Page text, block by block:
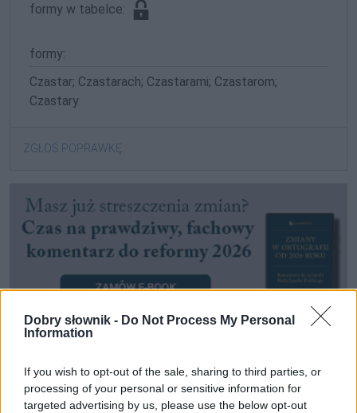
Dobry słownik - Do Not Process My Personal
Information
If you wish to opt-out of the sale, sharing to third parties, or
processing of your personal or sensitive information for
targeted advertising by us, please use the below opt-out
formy w tabelce:
formy:
Czastar; Czastarach; Czastarami; Czastarom;
Czastary
ZGŁOŚ POPRAWKĘ
Pozostały wątpliwości? Brakuje czegoś w haśle?
Zobacz, co zyskują abonenci Dobrego słownika.